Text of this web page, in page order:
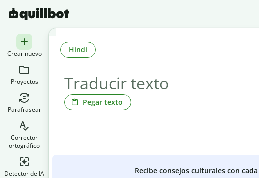
Crear nuevo
Proyectos
Parafrasear
Corrector
ortográfico
Detector de IA
Pegar texto
Hindi
Recibe consejos culturales con